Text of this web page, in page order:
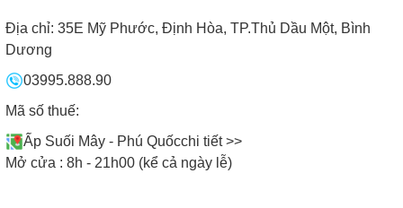
GỌI NGAY HOTLINE CHO BẾP NAM
MIỀN NAM:
078.635.9999
Địa chỉ: 35E Mỹ Phước, Định Hòa, TP.Thủ Dầu Một, Bình
Dương
03995.888.90
Mã số thuế:
Ấp Suối Mây - Phú Quốcchi tiết >>
Mở cửa : 8h - 21h00 (kể cả ngày lễ)